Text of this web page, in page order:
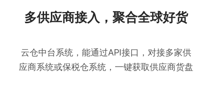
多供应商接入，聚合全球好货
云仓中台系统，能通过API接口，对接多家供
应商系统或保税仓系统，一键获取供应商货盘